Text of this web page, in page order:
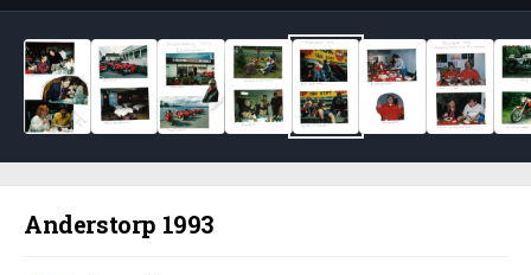
Anderstorp 1993